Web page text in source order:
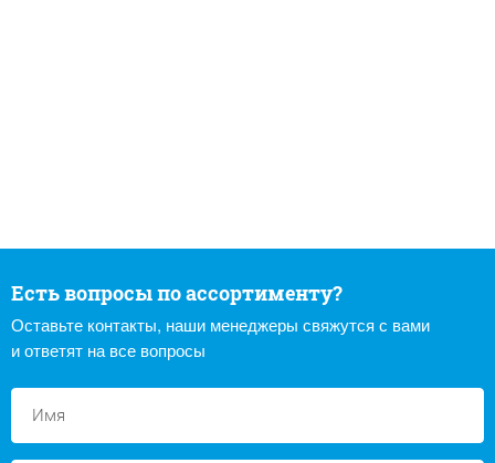
Есть вопросы по ассортименту?
Оставьте контакты, наши менеджеры свяжутся с вами
и ответят на все вопросы